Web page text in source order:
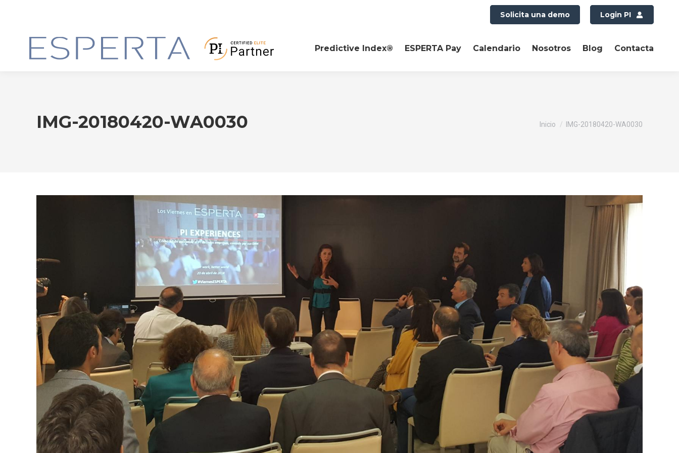
Solicita una demo Login PI
Predictive Index® ESPERTA Pay Calendario Nosotros Blog Contacta
IMG-20180420-WA0030 Estás aquí:
Inicio IMG-20180420-WA0030